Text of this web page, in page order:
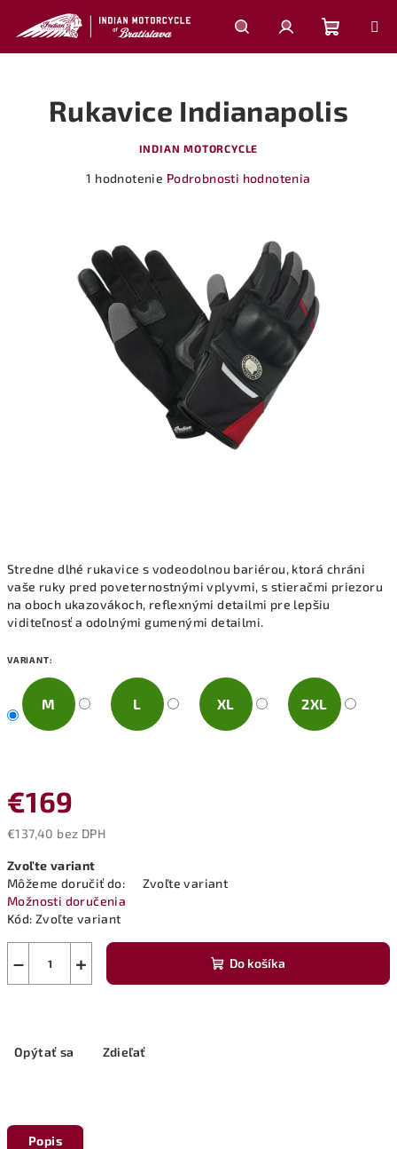
obsah
HľadaťPrihlásenie
košík
Stredne dlhé rukavice s vodeodolnou bariérou, ktorá chráni
vaše ruky pred poveternostnými vplyvmi, s stieračmi priezoru
na oboch ukazovákoch, reflexnými detailmi pre lepšiu
viditeľnosť a odolnými gumenými detailmi.
VARIANT:
M L XL 2XL
€169
€137,40 bez DPH
cena:
Zvoľte variant
Môžeme doručiť do:
Zvoľte variant
Možnosti doručenia
Kód: Zvoľte variant
+
− Do košíka
Opýtať sa Zdieľať
Rukavice Indianapolis
INDIAN MOTORCYCLE
Priemerné
5,0
z
5
hviezdičiek.
1 hodnotenie Podrobnosti hodnotenia
Popis